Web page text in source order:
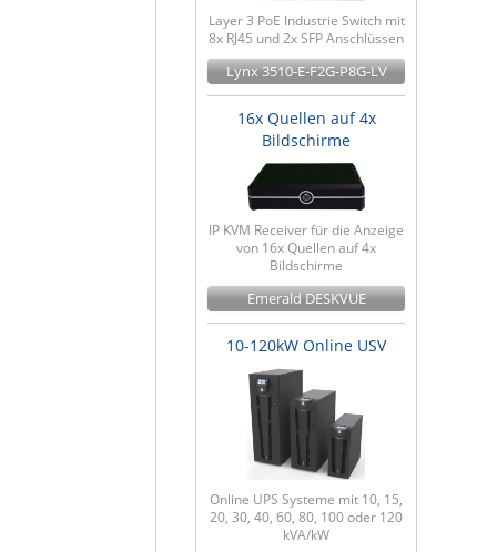
Layer 3 PoE Industrie Switch mit
8x RJ45 und 2x SFP Anschlüssen
Lynx 3510-E-F2G-P8G-LV
16x Quellen auf 4x
Bildschirme
IP KVM Receiver für die Anzeige
von 16x Quellen auf 4x
Bildschirme
Emerald DESKVUE
10-120kW Online USV
Online UPS Systeme mit 10, 15,
20, 30, 40, 60, 80, 100 oder 120
kVA/kW